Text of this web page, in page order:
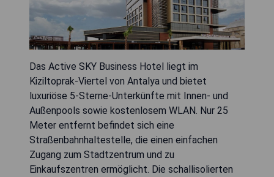
Das Active SKY Business Hotel liegt im
Kiziltoprak-Viertel von Antalya und bietet
luxuriöse 5-Sterne-Unterkünfte mit Innen- und
Außenpools sowie kostenlosem WLAN. Nur 25
Meter entfernt befindet sich eine
Straßenbahnhaltestelle, die einen einfachen
Zugang zum Stadtzentrum und zu
Einkaufszentren ermöglicht. Die schallisolierten